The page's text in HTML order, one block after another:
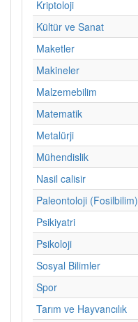
Kriptoloji
Kültür ve Sanat
Maketler
Makineler
Malzemebilim
Matematik
Metalürji
Mühendislik
Nasil calisir
Paleontoloji (Fosilbilim)
Psikiyatri
Psikoloji
Sosyal Bilimler
Spor
Tarım ve Hayvancılık